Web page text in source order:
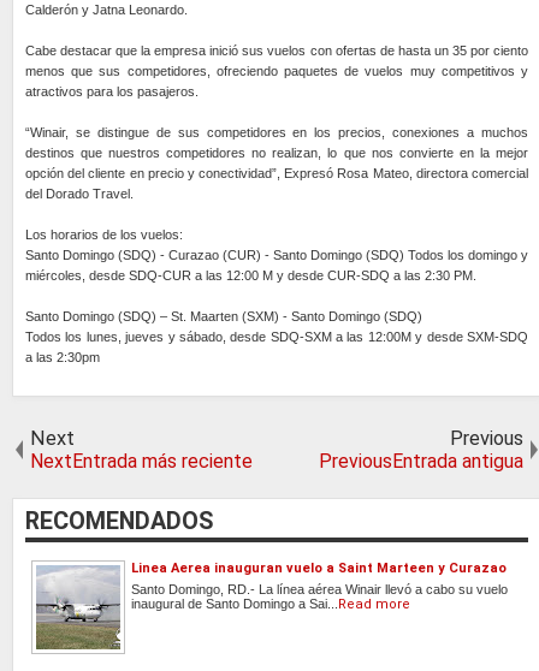
Calderón y Jatna Leonardo.
Cabe destacar que la empresa inició sus vuelos con ofertas de hasta un 35 por ciento
menos que sus competidores, ofreciendo paquetes de vuelos muy competitivos y
atractivos para los pasajeros.
“Winair, se distingue de sus competidores en los precios, conexiones a muchos
destinos que nuestros competidores no realizan, lo que nos convierte en la mejor
opción del cliente en precio y conectividad”, Expresó Rosa Mateo, directora comercial
del Dorado Travel.
Los horarios de los vuelos:
Santo Domingo (SDQ) - Curazao (CUR) - Santo Domingo (SDQ) Todos los domingo y
miércoles, desde SDQ-CUR a las 12:00 M y desde CUR-SDQ a las 2:30 PM.
Santo Domingo (SDQ) – St. Maarten (SXM) - Santo Domingo (SDQ)
Todos los lunes, jueves y sábado, desde SDQ-SXM a las 12:00M y desde SXM-SDQ
a las 2:30pm
Next
NextEntrada más reciente
Previous
PreviousEntrada antigua
RECOMENDADOS
Linea Aerea inauguran vuelo a Saint Marteen y Curazao
Santo Domingo, RD.- La línea aérea Winair llevó a cabo su vuelo
inaugural de Santo Domingo a Sai...
Read more